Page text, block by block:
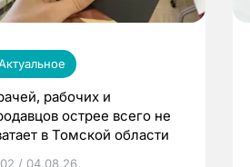
рабочих и
острее всего не
в Томской области
/ 04.08.26